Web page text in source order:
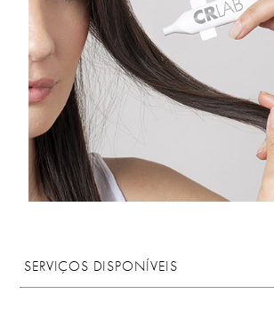
SERVIÇOS DISPONÍVEIS